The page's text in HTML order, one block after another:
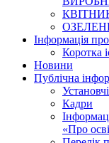
Інформація
Коротка
Новини
Публічна
Кадри
«Про